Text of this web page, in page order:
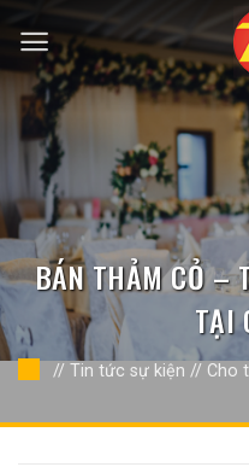
qua
nội
dung
BÁN THẢM CỎ –
TẠI
// Tin tức sự kiện // Cho